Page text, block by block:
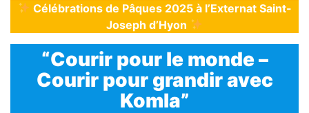
Célébrations de Pâques 2025 à l’Externat Saint-
Joseph d’Hyon
“Courir pour le monde –
Courir pour grandir avec
Komla”